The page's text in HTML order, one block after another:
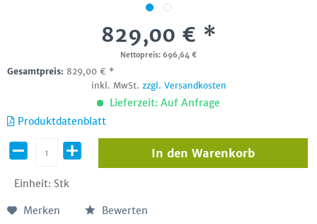
829,00 € *
Nettopreis: 696,64 €
Gesamtpreis: 829,00 € *
inkl. MwSt. zzgl. Versandkosten
Lieferzeit: Auf Anfrage
Produktdatenblatt
Einheit: Stk
In den Warenkorb
Merken Bewerten